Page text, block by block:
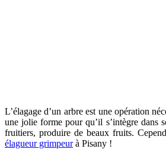
L’élagage d’un arbre est une opération
une jolie forme pour qu’il s’intègre dans
fruitiers, produire de beaux fruits.
élagueur grimpeurà Pisany !